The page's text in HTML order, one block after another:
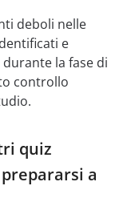
deboli nelle
e
la fase di
controllo
quiz
a